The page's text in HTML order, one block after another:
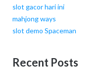
slot gacor hari ini
mahjong ways
slot demo Spaceman
Recent Posts